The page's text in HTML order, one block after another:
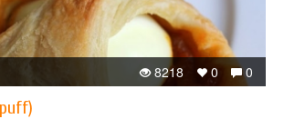
0
0
8218